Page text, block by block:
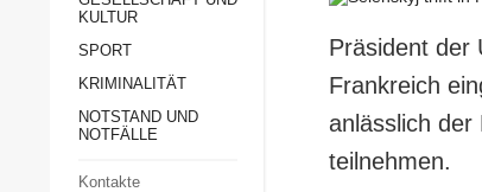
Militär
Gesellschaft und Kultur
KULTUR
SPORT
KRIMINALITÄT
NOTSTAND UND
NOTFÄLLE
Kontakte
Präsident der
Frankreich
anlässlich der
teilnehmen.